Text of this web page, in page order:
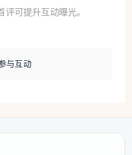
业及机关团体贷款增加
可提升互动曝光。
与互动